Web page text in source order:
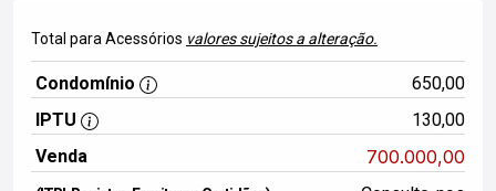
Total para Acessórios valores sujeitos a alteração.
Condomínio
650,00
IPTU
130,00
Venda
700.000,00